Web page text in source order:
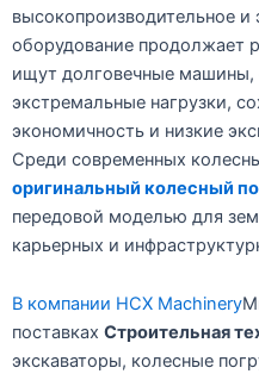
высокопроизводительное
оборудование продолжает
ищут долговечные
экстремальные нагрузки,
экономичность и низкие
Среди современных
оригинальный колесный
передовой моделью для
карьерных и
В компании HCX Machinery
поставках Строительная
экскаваторы, колесные